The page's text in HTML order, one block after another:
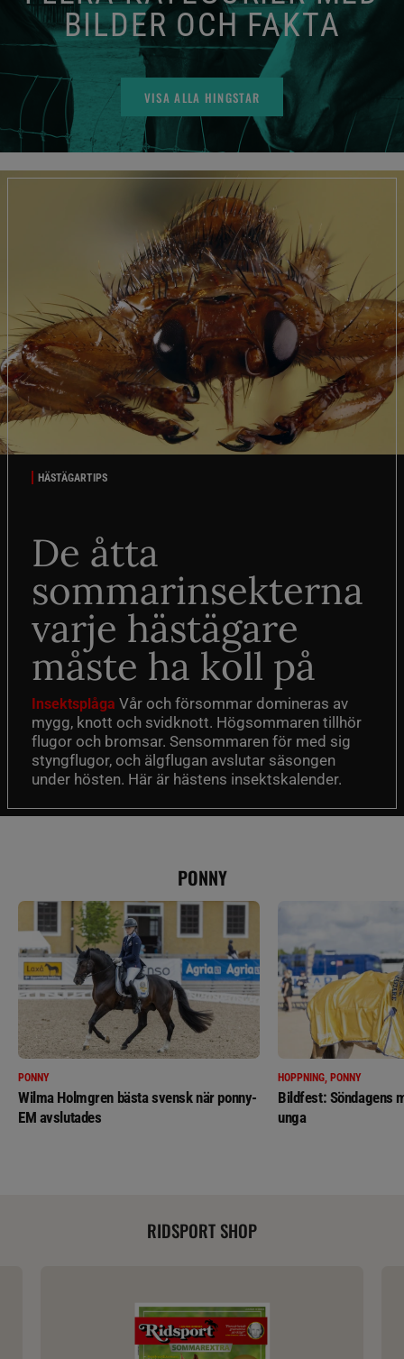
BILDER OCH FAKTA
VISA ALLA HINGSTAR
HÄSTÄGARTIPS
De åtta
sommarinsekterna
varje hästägare
måste ha koll på
Insektsplåga Vår och försommar domineras av
mygg, knott och svidknott. Högsommaren tillhör
flugor och bromsar. Sensommaren för med sig
styngflugor, och älgflugan avslutar säsongen
under hösten. Här är hästens insektskalender.
PONNY
PONNY
Wilma Holmgren bästa svensk när ponny-
EM avslutades
HOPPNING, PONNY
Bildfest: Söndagens
unga
RIDSPORT SHOP